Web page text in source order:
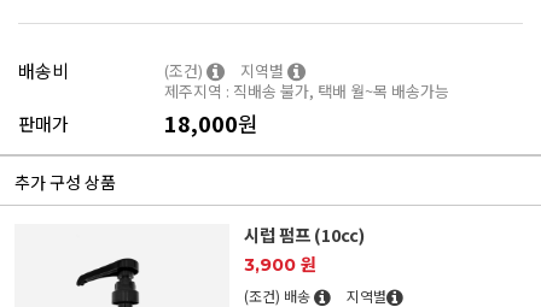
배송비 (조건)
지역별
제주지역 : 직배송 불가, 택배 월~목 배송가능
판매가 18,000원
추가 구성 상품
시럽 펌프 (10cc)
3,900 원
(조건) 배송 지역별